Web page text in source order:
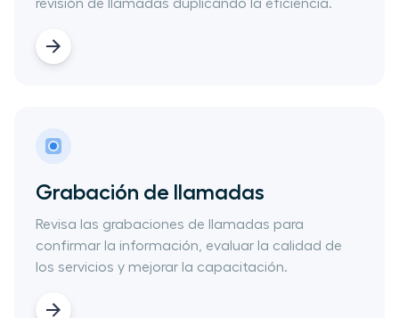
revisión de llamadas duplicando la eficiencia.
Grabación de llamadas
Revisa las grabaciones de llamadas para
confirmar​ la​ ​información​, ​evaluar la calidad​ de
los servicios y ​mejorar la​ capacitación.